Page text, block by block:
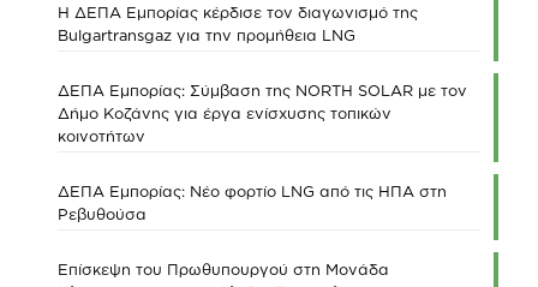
Η ΔΕΠΑ Εμπορίας κέρδισε τον διαγωνισμό της
Bulgartransgaz για την προμήθεια LNG
ΔΕΠΑ Εμπορίας: Σύμβαση της NORTH SOLAR με τον
Δήμο Κοζάνης για έργα ενίσχυσης τοπικών
κοινοτήτων
ΔΕΠΑ Εμπορίας: Νέο φορτίο LNG από τις ΗΠΑ στη
Ρεβυθούσα
Επίσκεψη του Πρωθυπουργού στη Μονάδα